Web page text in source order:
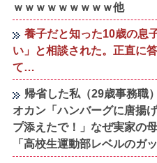
ｗｗｗｗｗｗｗｗｗ他
養子だと知った10歳の息
い」と相談された。正直に
て…
帰省した私（29歳事務職
オカン「ハンバーグに唐揚
プ添えたで！」なぜ実家の
「高校生運動部レベルのガ